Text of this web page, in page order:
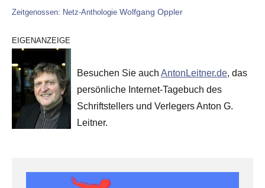
Zeitgenossen: Netz-Anthologie Wolfgang Oppler
EIGENANZEIGE
Besuchen Sie auch AntonLeitner.de, das
persönliche Internet-Tagebuch des
Schriftstellers und Verlegers Anton G.
Leitner.